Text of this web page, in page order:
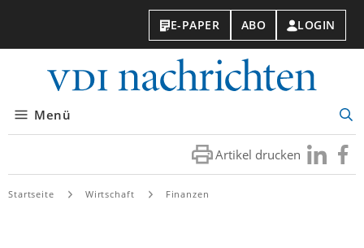
E-PAPER ABO LOGIN
Menü
Artikel drucken Besuchen
Sie
Sie
Startseite Wirtschaft Finanzen